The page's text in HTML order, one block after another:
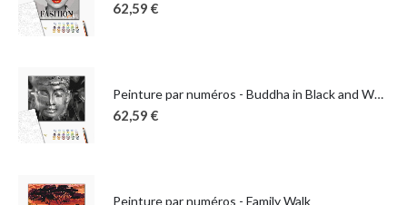
62,59 €
Peinture par numéros - Buddha in Black and White
62,59 €
Peinture par numéros - Family Walk